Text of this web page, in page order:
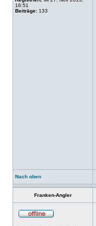
16:51
Beiträge: 133
Nach oben
Franken-Angler